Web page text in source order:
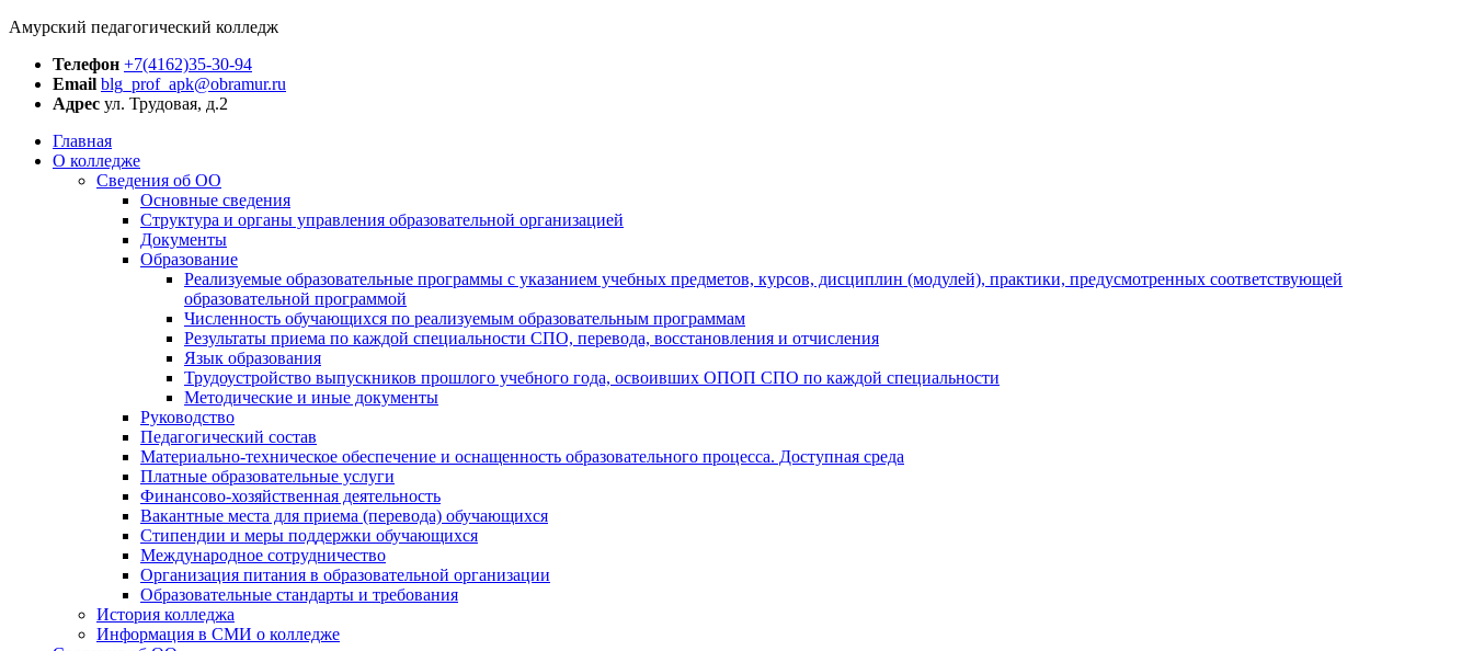
Амурский педагогический колледж
Телефон +7(4162)35-30-94
Email blg_prof_apk@obramur.ru
Адрес ул. Трудовая, д.2
Главная
О колледже
Сведения об ОО
Основные сведения
Структура и органы управления образовательной организацией
Документы
Образование
Реализуемые образовательные программы с указанием учебных предметов, курсов, дисциплин (модулей), практики, предусмотренных соответствующей
образовательной программой
Численность обучающихся по реализуемым образовательным программам
Результаты приема по каждой специальности СПО, перевода, восстановления и отчисления
Язык образования
Трудоустройство выпускников прошлого учебного года, освоивших ОПОП СПО по каждой специальности
Методические и иные документы
Руководство
Педагогический состав
Материально-техническое обеспечение и оснащенность образовательного процесса. Доступная среда
Платные образовательные услуги
Финансово-хозяйственная деятельность
Вакантные места для приема (перевода) обучающихся
Стипендии и меры поддержки обучающихся
Международное сотрудничество
Организация питания в образовательной организации
Образовательные стандарты и требования
История колледжа
Информация в СМИ о колледже